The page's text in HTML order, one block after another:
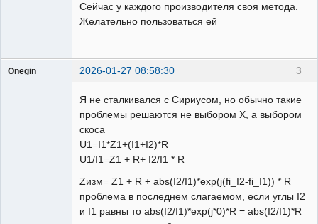
Сейчас у каждого производителя своя метода.
Желательно пользоваться ей
3
Onegin 2026-01-27 08:58:30
Я не сталкивался с Сириусом, но обычно такие
проблемы решаются не выбором X, а выбором
скоса
U1=I1*Z1+(I1+I2)*R
U1/I1=Z1 + R+ I2/I1 * R
Zизм= Z1 + R + abs(I2/I1)*exp(j(fi_I2-fi_I1)) * R
проблема в последнем слагаемом, если углы I2
и I1 равны то abs(I2/I1)*exp(j*0)*R = abs(I2/I1)*R